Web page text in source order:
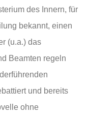
des Innern, für
bekannt, einen
(u.a.) das
Beamten regeln
und bereits
ohne